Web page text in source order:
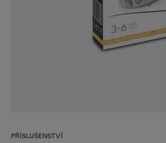
PŘÍSLUŠENSTVÍ